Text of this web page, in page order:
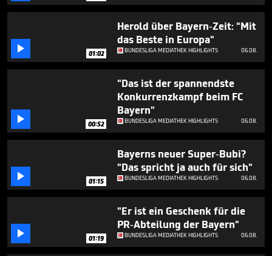
seconds
 01:02
Herold über Bayern-Zeit: "Mit
das Beste in Europa"
BUNDESLIGA MEDIATHEK HIGHLIGHTS 06.08.
 00:52
"Das ist der spannendste
Konkurrenzkampf beim FC
Bayern"
BUNDESLIGA MEDIATHEK HIGHLIGHTS 06.08.
 01:15
Bayerns neuer Super-Bubi?
"Das spricht ja auch für sich"
BUNDESLIGA MEDIATHEK HIGHLIGHTS 06.08.
 01:19
"Er ist ein Geschenk für die
PR-Abteilung der Bayern"
BUNDESLIGA MEDIATHEK HIGHLIGHTS 06.08.